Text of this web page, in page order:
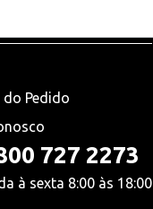
do Pedido
727 2273
à sexta 8:00 às 18:00